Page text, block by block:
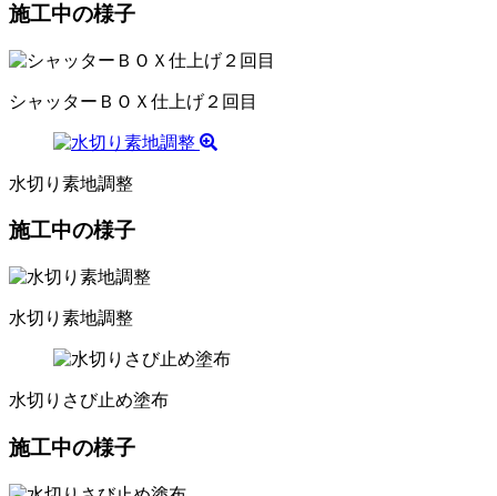
施工中の様子
シャッターＢＯＸ仕上げ２回目
水切り素地調整
施工中の様子
水切り素地調整
水切りさび止め塗布
施工中の様子